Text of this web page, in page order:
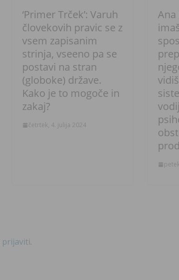
‘Primer Trček’: Varuh
človekovih pravic se z
vsem zapisanim
strinja, vseeno pa se
postavi na stran
(globoke) države.
Kako je to mogoče in
zakaj?
četrtek, 4. julija 2024
Ana
prijaviti.